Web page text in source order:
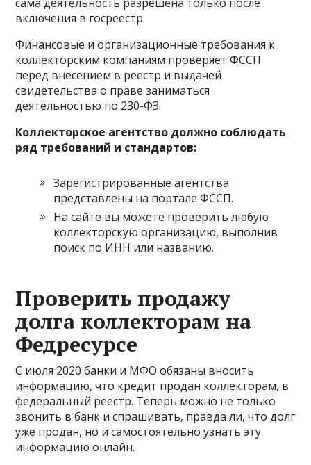
включения в госреестр.
Финансовые и организационные требования к
коллекторским компаниям проверяет ФССП
перед внесением в реестр и выдачей
свидетельства о праве заниматься
деятельностью по 230-ФЗ.
Коллекторское агентство должно соблюдать
ряд требований и стандартов:
Зарегистрированные агентства
представлены на портале ФССП.
На сайте вы можете проверить любую
коллекторскую организацию, выполнив
поиск по ИНН или названию.
Проверить продажу
долга коллекторам на
Федресурсе
С июля 2020 банки и МФО обязаны вносить
информацию, что кредит продан коллекторам, в
федеральный реестр. Теперь можно не только
звонить в банк и спрашивать, правда ли, что долг
уже продан, но и самостоятельно узнать эту
информацию онлайн.